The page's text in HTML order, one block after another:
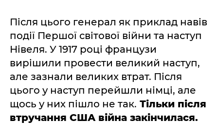
Після цього генерал як приклад навів
події Першої світової війни та наступ
Нівеля. У 1917 році французи
вирішили провести великий наступ,
але зазнали великих втрат. Після
цього у наступ перейшли німці, але
щось у них пішло не так. Тільки після
втручання США війна закінчилася.